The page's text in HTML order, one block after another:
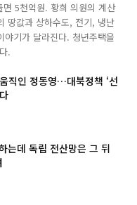
5천억원. 황희 의원의 계산
땅값과 상하수도, 전기, 냉난
기가 달라진다. 청년주택을
.
직인 정동영…대북정책 ‘선
는데 독립 전산망은 그 뒤